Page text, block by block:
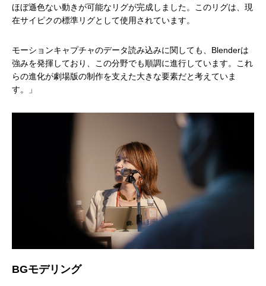
ほぼ遜色ない動きが可能なリグが完成しました。このリグは、現
在サイピクの標準リグとして使用されています。
モーションキャプチャのデータ読み込みに関しても、Blenderは
強みを発揮しており、この分野でも順調に進行しています。これ
らの進化が劇場版の制作を支えた大きな要素だと考えていま
す。」
BGモデリング